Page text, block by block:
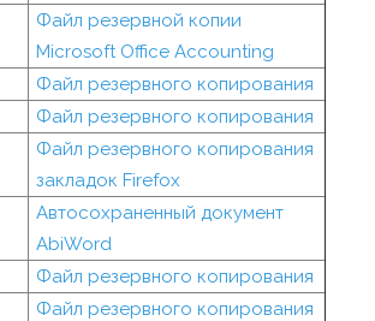
Файл резервной копии
Microsoft Office Accounting
Файл резервного копирования
Файл резервного копирования
Файл резервного копирования
закладок Firefox
Автосохраненный документ
AbiWord
Файл резервного копирования
Файл резервного копирования